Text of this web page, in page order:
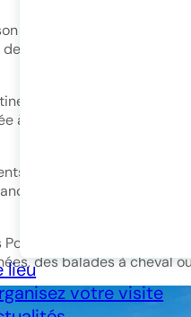
lieu
votre visite
côté historique et ses
l’
de femmes qui été très
à Saintes, il s’agit de la
musées de la ville. On
hôtel particulier, ou
sur les différents
des balades à cheval